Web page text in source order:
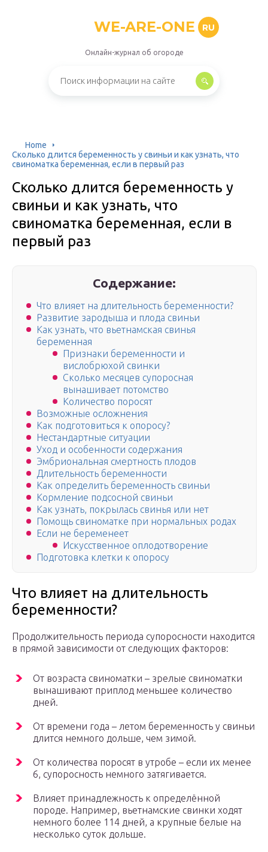
WE-ARE-ONE RU
Онлайн-журнал об огороде
Home
Сколько длится беременность у свиньи и как узнать, что
свиноматка беременная, если в первый раз
Сколько длится беременность у
свиньи и как узнать, что
свиноматка беременная, если в
первый раз
Содержание:
Что влияет на длительность беременности?
Развитие зародыша и плода свиньи
Как узнать, что вьетнамская свинья
беременная
Признаки беременности и
вислобрюхой свинки
Сколько месяцев супоросная
вынашивает потомство
Количество поросят
Возможные осложнения
Как подготовиться к опоросу?
Нестандартные ситуации
Уход и особенности содержания
Эмбриональная смертность плодов
Длительность беременности
Как определить беременность свиньи
Кормление подсосной свиньи
Как узнать, покрылась свинья или нет
Помощь свиноматке при нормальных родах
Если не беременеет
Искусственное оплодотворение
Подготовка клетки к опоросу
Что влияет на длительность
беременности?
Продолжительность периода супоросности находится
в прямой зависимости от следующих факторов:
От возраста свиноматки – зрелые свиноматки
вынашивают приплод меньшее количество
дней.
От времени года – летом беременность у свиньи
длится немного дольше, чем зимой.
От количества поросят в утробе – если их менее
6, супоросность немного затягивается.
Влияет принадлежность к определённой
породе. Например, вьетнамские свинки ходят
немного более 114 дней, а крупные белые на
несколько суток дольше.